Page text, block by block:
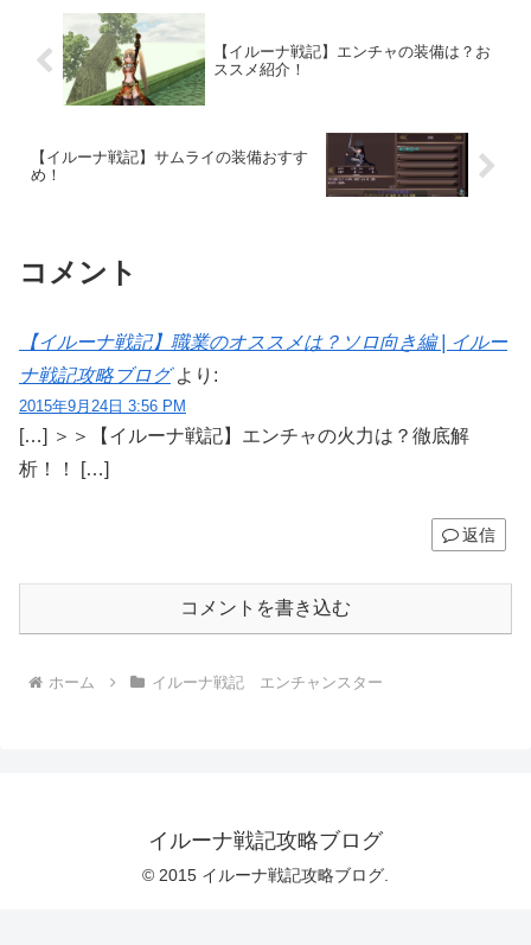
【イルーナ戦記】エンチャの装備は？お
ススメ紹介！
【イルーナ戦記】サムライの装備おすす
め！
コメント
【イルーナ戦記】職業のオススメは？ソロ向き編 | イルー
ナ戦記攻略ブログ より:
2015年9月24日 3:56 PM
[…] ＞＞【イルーナ戦記】エンチャの火力は？徹底解
析！！ […]
返信
コメントを書き込む
ホーム イルーナ戦記 エンチャンスター
イルーナ戦記攻略ブログ
© 2015 イルーナ戦記攻略ブログ.